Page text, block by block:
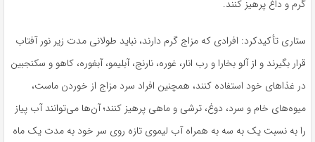
گرم و داغ پرهیز کنند.
ستاری تأکیدکرد: افرادی که مزاج گرم دارند، نباید طولانی مدت زیر نور آفتاب
قرار بگیرند و از آلو بخارا و رب انار، غوره، نارنج، آبلیمو، آبغوره، کاهو و سکنجبین
در غذاهای خود استفاده کنند، همچنین افراد سرد مزاج از خوردن ماست،
میوه‌های خام و سرد، دوغ، ترشی و ماهی پرهیز کنند؛ آن‌ها می‌توانند آب پیاز
را به نسبت یک به سه به همراه آب لیموی تازه روی سر خود به مدت یک ماه